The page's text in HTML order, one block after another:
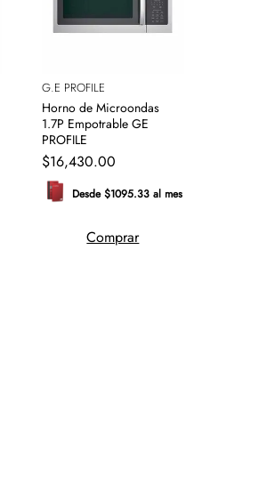
G.E PROFILE
Horno de Microondas
1.7P Empotrable GE
PROFILE
$16,430.00
Desde $1095.33 al mes
Comprar